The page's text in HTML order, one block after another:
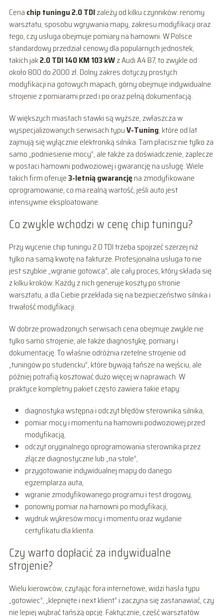
Cena chip tuningu 2.0 TDIzależy od kilku czynników: renomy
warsztatu, sposobu wgrywania mapy, zakresu modyfikacji oraz
tego, czy usługa obejmuje pomiary na hamowni. W Polsce
standardowy przedział cenowy dla popularnych jednostek,
takich jak2.0 TDI 140 KM 103 kWz Audi A4 B7, to zwykle od
około 800 do 2000 zł. Dolny zakres dotyczy prostych
modyfikacji na gotowych mapach, górny obejmuje indywidualne
strojenie z pomiarami przed i po oraz pełną dokumentacją.
W większych miastach stawki są wyższe, zwłaszcza w
wyspecjalizowanych serwisach typuV-Tuning, które od lat
zajmują się wyłącznie elektroniką silnika. Tam płacisz nie tylko za
samo „podniesienie mocy”, ale także za doświadczenie, zaplecze
w postaci hamowni podwoziowej i gwarancję na usługę. Wiele
takich firm oferuje3-letnią gwarancjęna zmodyfikowane
oprogramowanie, co ma realną wartość, jeśli auto jest
intensywnie eksploatowane.
Co zwykle wchodzi w cenę chip tuningu?
Przy wycenie chip tuningu 2.0 TDI trzeba spojrzeć szerzej niż
tylko na samą kwotę na fakturze. Profesjonalna usługa to nie
jest szybkie „wgranie gotowca”, ale cały proces, który składa się
z kilku kroków. Każdy z nich generuje koszty po stronie
warsztatu, a dla Ciebie przekłada się na bezpieczeństwo silnika i
trwałość modyfikacji.
W dobrze prowadzonych serwisach cena obejmuje zwykle nie
tylko samo strojenie, ale także diagnostykę, pomiary i
dokumentację. To właśnie odróżnia rzetelne strojenie od
„tuningów po studencku”, które bywają tańsze na wejściu, ale
później potrafią kosztować dużo więcej w naprawach. W
praktyce kompletny pakiet często zawiera takie etapy:
diagnostyka wstępna i odczyt błędów sterownika silnika,
pomiar mocy i momentu na hamowni podwoziowej przed
modyfikacją,
odczyt oryginalnego oprogramowania sterownika przez
złącze diagnostyczne lub „na stole”,
przygotowanie indywidualnej mapy do danego
egzemplarza auta,
wgranie zmodyfikowanego programu i test drogowy,
ponowny pomiar na hamowni po modyfikacji,
wydruk wykresów mocy i momentu oraz wydanie
certyfikatu dla klienta.
Czy warto dopłacić za indywidualne
strojenie?
Wielu kierowców, czytając fora internetowe, widzi hasła typu
„gotowiec”, „klepnięte i next klient” i zaczyna się zastanawiać, czy
nie lepiej wybrać tańszą opcję. Faktycznie, część warsztatów